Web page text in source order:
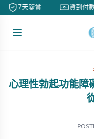
7天鑒賞 貨到付款
心理性勃起功能障